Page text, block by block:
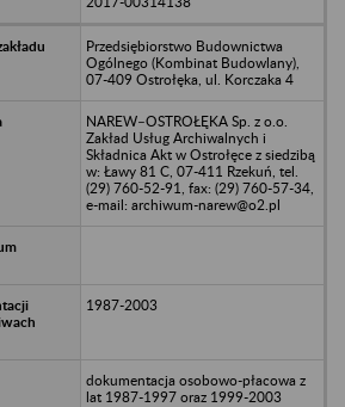
Przedsiębiorstwo Budownictwa
Ogólnego (Kombinat Budowlany),
07-409 Ostrołęka, ul. Korczaka 4
NAREW–OSTROŁĘKA Sp. z o.o.
Zakład Usług Archiwalnych i
Składnica Akt w Ostrołęce z siedzibą
w: Ławy 81 C, 07-411 Rzekuń, tel.
(29) 760-52-91, fax: (29) 760-57-34,
e-mail: archiwum-narew@o2.pl
1987-2003
dokumentacja osobowo-płacowa z
lat 1987-1997 oraz 1999-2003